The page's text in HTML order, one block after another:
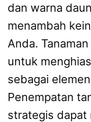
dan warna
menambah
Anda.
untuk
sebagai
Penempatan
strategis dapat